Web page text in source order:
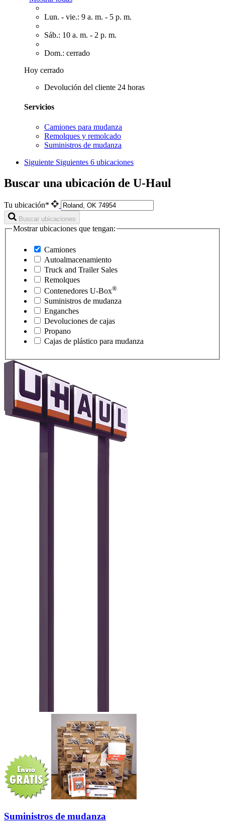
Lun. - vie.: 9 a. m. - 5 p. m.
Sáb.: 10 a. m. - 2 p. m.
Dom.: cerrado
Hoy cerrado
Devolución del cliente 24 horas
Servicios
Camiones para mudanza
Remolques y remolcado
Suministros de mudanza
Siguiente Siguientes 6 ubicaciones
Buscar una ubicación de U-Haul
Tu ubicación*
Buscar ubicaciones
Mostrar ubicaciones que tengan:
Camiones
Autoalmacenamiento
Truck and Trailer Sales
Remolques
Contenedores U-Box®
Suministros de mudanza
Enganches
Devoluciones de cajas
Propano
Cajas de plástico para mudanza
Suministros de mudanza